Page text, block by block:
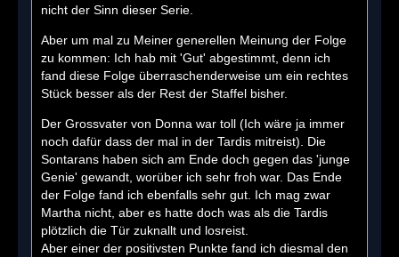
nicht der Sinn dieser Serie.
Aber um mal zu Meiner generellen Meinung der Folge
zu kommen: Ich hab mit 'Gut' abgestimmt, denn ich
fand diese Folge überraschenderweise um ein rechtes
Stück besser als der Rest der Staffel bisher.
Der Grossvater von Donna war toll (Ich wäre ja immer
noch dafür dass der mal in der Tardis mitreist). Die
Sontarans haben sich am Ende doch gegen das 'junge
Genie' gewandt, worüber ich sehr froh war. Das Ende
der Folge fand ich ebenfalls sehr gut. Ich mag zwar
Martha nicht, aber es hatte doch was als die Tardis
plötzlich die Tür zuknallt und losreist.
Aber einer der positivsten Punkte fand ich diesmal den